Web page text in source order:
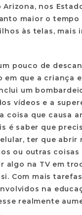
nos
maior o tempo
às telas, mais
pouco de
em que a criança
um
vídeos e a
coisa que causa
é saber que
ter que abrir
ou outras coisas
algo na TV em
Com mais
na
realmente